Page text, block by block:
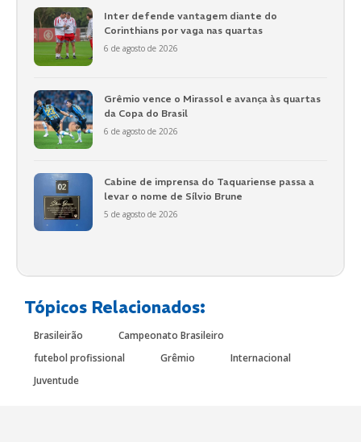
Inter defende vantagem diante do
Corinthians por vaga nas quartas
6 de agosto de 2026
Grêmio vence o Mirassol e avança às quartas
da Copa do Brasil
6 de agosto de 2026
Cabine de imprensa do Taquariense passa a
levar o nome de Sílvio Brune
5 de agosto de 2026
Tópicos Relacionados:
Brasileirão
Campeonato Brasileiro
futebol profissional
Grêmio
Internacional
Juventude